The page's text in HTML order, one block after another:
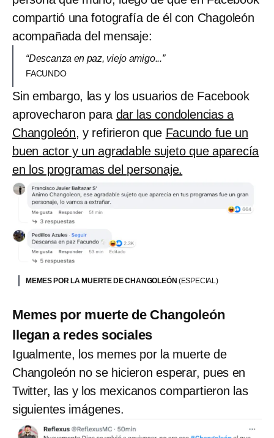
compartió una fotografía de él con Chagoleón
acompañada del mensaje:
“Descanza en paz, viejo amigo...”
FACUNDO
Sin embargo, las y los usuarios de Facebook
aprovecharon para dar las condolencias a
Changoleón, y refirieron que Facundo fue un
buen actor y un agradable sujeto que aparecía
en los programas del personaje.
MEMES POR LA MUERTE DE CHANGOLEÓN (ESPECIAL)
Memes por muerte de Changoleón
llegan a redes sociales
Igualmente, los memes por la muerte de
Changoleón no se hicieron esperar, pues en
Twitter, las y los mexicanos compartieron las
siguientes imágenes.